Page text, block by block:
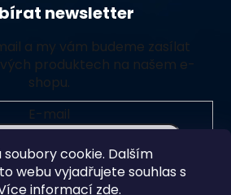
cookie. Dalším
webu vyjadřujete souhlas s
informací zde.
newsletter
a my vám budeme zasílat
produktech na našem e-
shopu.
E-mail
spodmínkami ochrany
osobních údajů